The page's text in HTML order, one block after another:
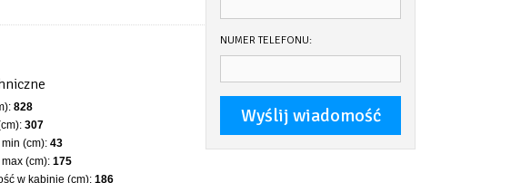
828
307
(cm): 43
(cm): 175
w kabinie (cm): 186
NUMER TELEFONU: